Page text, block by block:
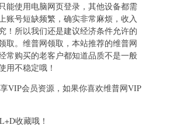
能使用电脑网页登录，其他设备都需
账号短缺频繁，确实非常麻烦，收入
！所以我们还是建议经济条件允许的
取。维普网领取，本站推荐的维普网
常购买的老客户都知道品质不是一般
用不稳定哦！
VIP会员资源，如果你喜欢维普网VIP
收藏哦！